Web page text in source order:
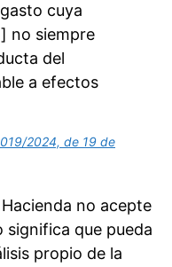
cuya
no siempre
del
a efectos
2024, de 19 de
no acepte
significa que pueda
propio de la